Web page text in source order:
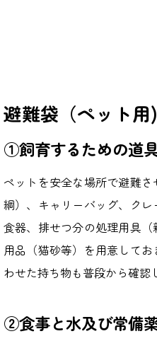
避難袋（ペット用
①飼育するための道
ペットを安全な場所で避難
綱）、キャリーバッグ、クレ
食器、排せつ分の処理用具
用品（猫砂等）を用意して
わせた持ち物も普段から確認
②食事と水及び常備